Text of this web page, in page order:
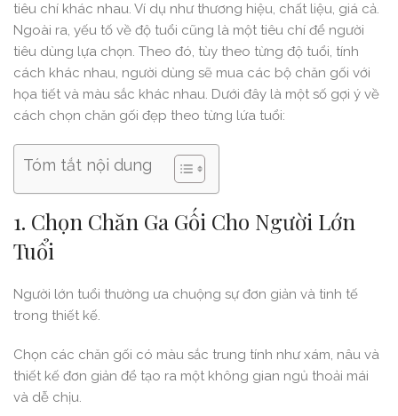
tiêu chí khác nhau. Ví dụ như thương hiệu, chất liệu, giá cả.
Ngoài ra, yếu tố về độ tuổi cũng là một tiêu chí để người
tiêu dùng lựa chọn. Theo đó, tùy theo từng độ tuổi, tính
cách khác nhau, người dùng sẽ mua các bộ chăn gối với
họa tiết và màu sắc khác nhau. Dưới đây là một số gợi ý về
cách chọn chăn gối đẹp theo từng lứa tuổi:
Tóm tắt nội dung
1. Chọn Chăn Ga Gối Cho Người Lớn
Tuổi
Người lớn tuổi thường ưa chuộng sự đơn giản và tinh tế
trong thiết kế.
Chọn các chăn gối có màu sắc trung tính như xám, nâu và
thiết kế đơn giản để tạo ra một không gian ngủ thoải mái
và dễ chịu.